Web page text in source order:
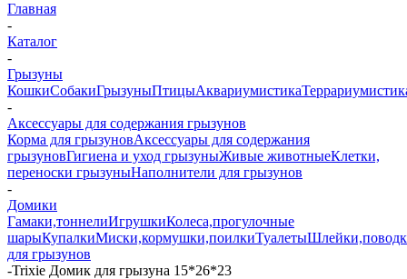
Главная
-
Каталог
-
Грызуны
КошкиСобакиГрызуныПтицыАквариумистика
-
Аксессуары для содержания грызунов
Корма для грызуновАксессуары для содержания
грызуновГигиена и уход грызуныЖивые животныеКлетки,
переноски грызуныНаполнители для грызунов
-
Домики
Гамаки,тоннелиИгрушкиКолеса,прогулочные
шарыКупалкиМиски,кормушки,поилкиТуалеты
для грызунов
-Trixie Домик для грызуна 15*26*23